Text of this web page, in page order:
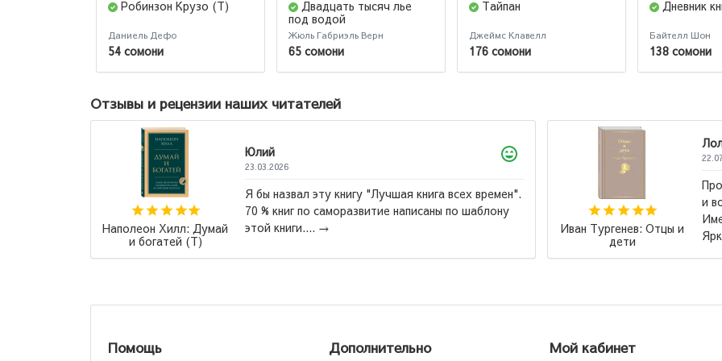
Робинзон Крузо (Т)
Даниель Дефо
54 сомони
Двадцать тысяч лье
под водой
Жюль Габриэль Верн
65 сомони
Тайпан
Джеймс Клавелл
176 сомони
Дневник
Байтелл Шон
138 сомони
Отзывы и рецензии наших читателей
Иван Тургенев: Отцы и
дети
и возвращаться. Замечательное издание, кстати!
Именно с этой книги начала коллекционировать
Яркие Страницы. Удобный шрифт для...
Маас Сара Дж.:
Стеклянный трон
Помощь Дополнительно Мой кабинет